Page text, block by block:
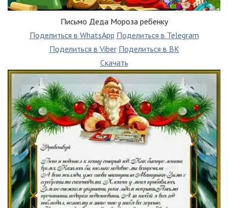
Письмо Деда Мороза ребенку
Поделиться в WhatsApp Поделиться в Telegram
Поделиться в Viber Поделиться в ВК
Скачать